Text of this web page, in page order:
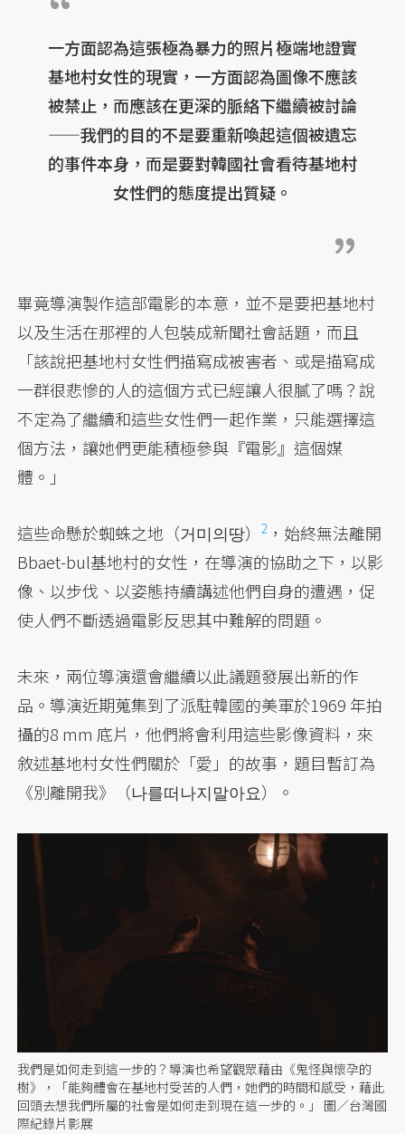
一方面認為這張極為暴力的照片極端地證實
基地村女性的現實，一方面認為圖像不應該
被禁止，而應該在更深的脈絡下繼續被討論
——我們的目的不是要重新喚起這個被遺忘
的事件本身，而是要對韓國社會看待基地村
女性們的態度提出質疑。
畢竟導演製作這部電影的本意，並不是要把基地村
以及生活在那裡的人包裝成新聞社會話題，而且
「該說把基地村女性們描寫成被害者、或是描寫成
一群很悲慘的人的這個方式已經讓人很膩了嗎？說
不定為了繼續和這些女性們一起作業，只能選擇這
個方法，讓她們更能積極參與『電影』這個媒
體。」
這些命懸於蜘蛛之地（거미의땅）2 ，始終無法離開
Bbaet-bul基地村的女性，在導演的協助之下，以影
像、以步伐、以姿態持續講述他們自身的遭遇，促
使人們不斷透過電影反思其中難解的問題。
未來，兩位導演還會繼續以此議題發展出新的作
品。導演近期蒐集到了派駐韓國的美軍於1969 年拍
攝的8 mm 底片，他們將會利用這些影像資料，來
敘述基地村女性們關於「愛」的故事，題目暫訂為
《別離開我》（나를떠나지말아요）。
我們是如何走到這一步的？導演也希望觀眾藉由《鬼怪與懷孕的
樹》，「能夠體會在基地村受苦的人們，她們的時間和感受，藉此
回頭去想我們所屬的社會是如何走到現在這一步的。」 圖／台灣國
際紀錄片影展